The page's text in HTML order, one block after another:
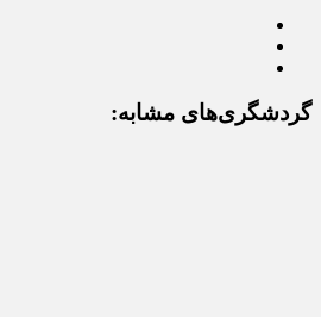
گردشگری‌های مشابه: